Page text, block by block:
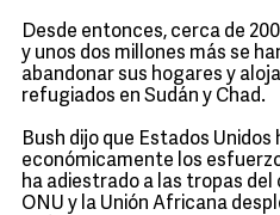
Desde entonces, cerca de
y unos dos millones más se
abandonar sus hogares y
refugiados en Sudán y Chad.
Bush dijo que Estados Unidos
económicamente los
ha adiestrado a las tropas
ONU y la Unión Africana